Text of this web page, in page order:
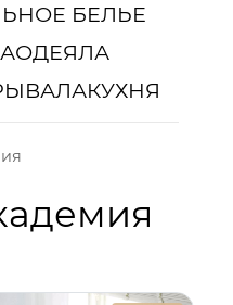
БЕЛЬЕ
ОДЕЯЛА
КУХНЯ